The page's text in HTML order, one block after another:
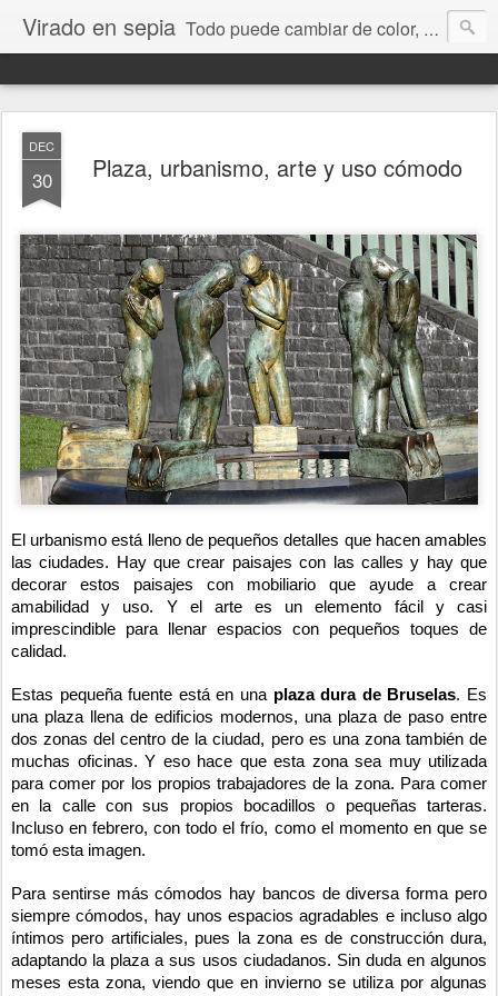
Virado en sepia Todo puede cambiar de color, depende de nosotros y de nuestra capacidad para aprender a mirar. Hablamos de sociedad, economía, empresa, política, RRHH, formación. De Historia reciente, de educación y de temas sociales.
DEC
30 Plaza, urbanismo, arte y uso cómodo
El urbanismo está lleno de pequeños detalles que hacen amables
las ciudades. Hay que crear paisajes con las calles y hay que
decorar estos paisajes con mobiliario que ayude a crear
amabilidad y uso. Y el arte es un elemento fácil y casi
imprescindible para llenar espacios con pequeños toques de
calidad.
Estas pequeña fuente está en una plaza dura de Bruselas. Es
una plaza llena de edificios modernos, una plaza de paso entre
dos zonas del centro de la ciudad, pero es una zona también de
muchas oficinas. Y eso hace que esta zona sea muy utilizada
para comer por los propios trabajadores de la zona. Para comer
en la calle con sus propios bocadillos o pequeñas tarteras.
Incluso en febrero, con todo el frío, como el momento en que se
tomó esta imagen.
Para sentirse más cómodos hay bancos de diversa forma pero
siempre cómodos, hay unos espacios agradables e incluso algo
íntimos pero artificiales, pues la zona es de construcción dura,
adaptando la plaza a sus usos ciudadanos. Sin duda en algunos
meses esta zona, viendo que en invierno se utiliza por algunas